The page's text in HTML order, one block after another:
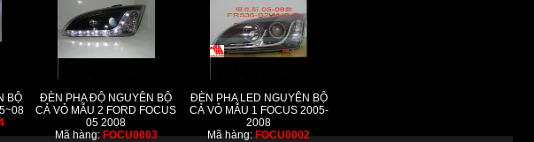
BỘ
ĐÈN PHA ĐỘ NGUYÊN BỘ
CẢ VỎ MẪU 2 FORD FOCUS
05 2008
Mã hàng:FOCU0003
ĐÈN PHA LED NGUYÊN BỘ
CẢ VỎ MẪU 1 FOCUS 2005-
2008
Mã hàng:FOCU0002